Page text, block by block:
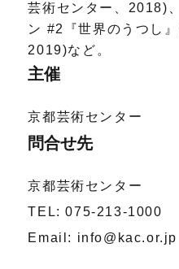
芸術センター、2018)
ン #2『世界のうつし
2019)など。
主催
京都芸術センター
問合せ先
京都芸術センター
TEL: 075-213-1000
Email: info@kac.or.jp